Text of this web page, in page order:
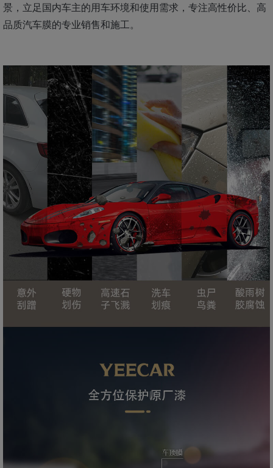
景，立足国内车主的用车环境和使用需求，专注高性价比、高
品质汽车膜的专业销售和施工。